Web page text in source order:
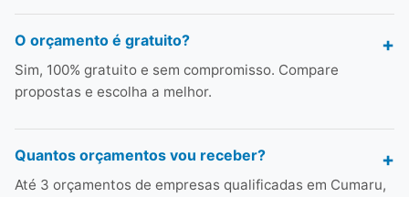
O orçamento é gratuito?
Sim, 100% gratuito e sem compromisso. Compare
propostas e escolha a melhor.
Quantos orçamentos vou receber?
Até 3 orçamentos de empresas qualificadas em Cumaru,